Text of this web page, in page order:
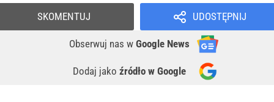
UDOSTĘPNIJ
Obserwuj nas w Google News
Dodaj jako źródło w Google
SKOMENTUJ